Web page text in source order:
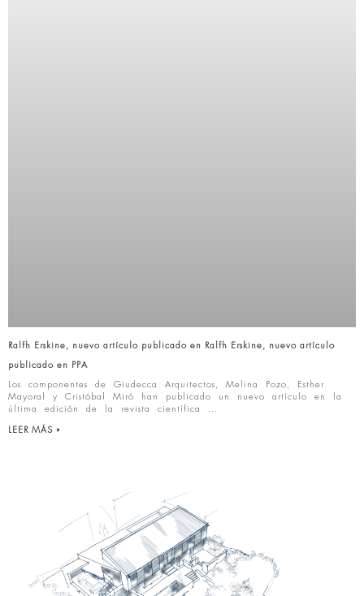
Ralfh Erskine, nuevo artículo publicado en Ralfh Erskine, nuevo artículo
publicado en PPA
Los componentes de Giudecca Arquitectos, Melina Pozo, Esther
Mayoral y Cristóbal Miró han publicado un nuevo artículo en la
última edición de la revista científica
LEER MÁS »